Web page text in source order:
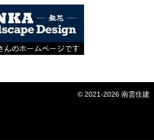
© 2021-2026 南雲住建